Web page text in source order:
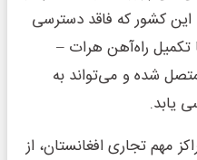
کشور که فاقد دسترسی
تکمیل راه‌آهن هرات –
متصل شده و می‌تواند به
یابد.
مهم تجاری افغانستان، از